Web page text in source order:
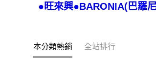
●旺來興●BARONIA(巴羅
本分類熱銷 全站排行